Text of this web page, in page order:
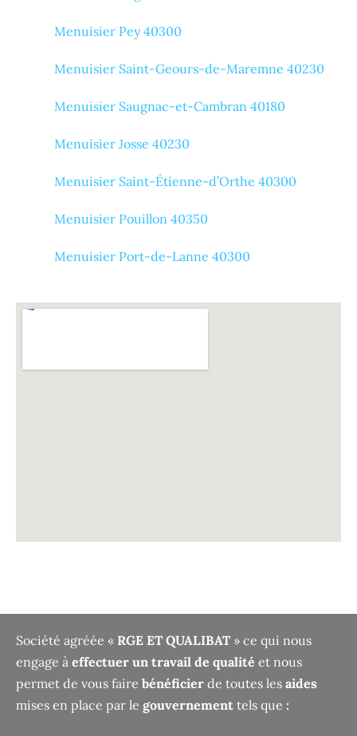
Menuisier Pey 40300
Menuisier Saint-Geours-de-Maremne 40230
Menuisier Saugnac-et-Cambran 40180
Menuisier Josse 40230
Menuisier Saint-Étienne-d’Orthe 40300
Menuisier Pouillon 40350
Menuisier Port-de-Lanne 40300
Société agréée « RGE ET QUALIBAT » ce qui nous
engage à effectuer un travail de qualité et nous
permet de vous faire bénéficier de toutes les aides
mises en place par le gouvernement tels que :